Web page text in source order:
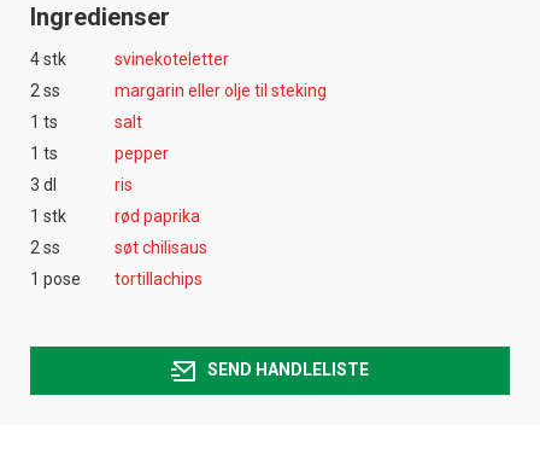
Ingredienser
4 stk
svinekoteletter
2 ss
margarin eller olje til steking
1 ts
salt
1 ts
pepper
3 dl
ris
1 stk
rød paprika
2 ss
søt chilisaus
1 pose
tortillachips
SEND HANDLELISTE